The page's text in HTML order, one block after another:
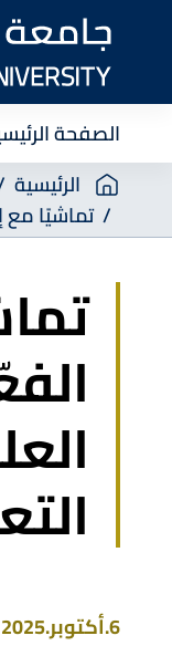
contentالصفحة
الرئيسية
تماشيًا مع
6.أكتوبر.2025